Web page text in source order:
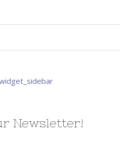
Newsletter!